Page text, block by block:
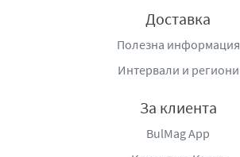
Доставка
Полезна информация
Интервали и региони
За клиента
BulMag App